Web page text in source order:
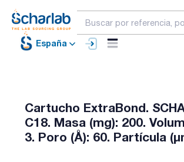
España
Cartucho ExtraBond.
C18. Masa (mg): 200.
3. Poro (Å): 60. Partícula